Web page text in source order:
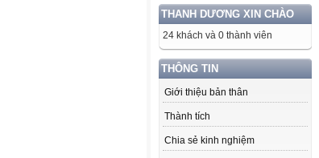
THANH DƯƠNG XIN CHÀO
24 khách và 0 thành viên
THÔNG TIN
Giới thiệu bản thân
Thành tích
Chia sẻ kinh nghiệm